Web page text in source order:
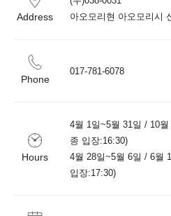
Address
Phone
017-781-6078
Hours
4월 1일~5월 31일 / 10
종 입장:16:30)
4월 28일~5월 6일 / 6월